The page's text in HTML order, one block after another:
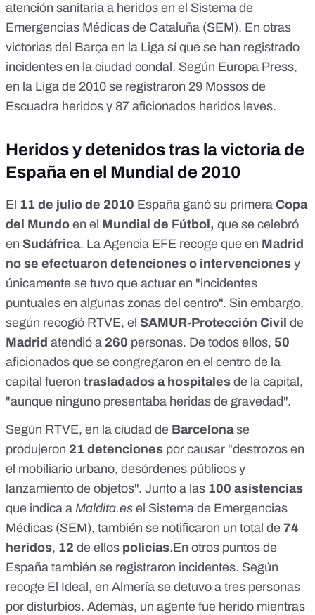
atención sanitaria a heridos en el Sistema de
Emergencias Médicas de Cataluña (SEM). En otras
victorias del Barça en la Liga sí que se han registrado
incidentes en la ciudad condal. Según Europa Press,
en la Liga de 2010 se registraron 29 Mossos de
Escuadra heridos y 87 aficionados heridos leves.
Heridos y detenidos tras la victoria de
España en el Mundial de 2010
El 11 de julio de 2010 España ganó su primera Copa
del Mundo en el Mundial de Fútbol, que se celebró
en Sudáfrica. La Agencia EFE recoge que en Madrid
no se efectuaron detenciones o intervenciones y
únicamente se tuvo que actuar en "incidentes
puntuales en algunas zonas del centro". Sin embargo,
según recogió RTVE, el SAMUR-Protección Civil de
Madrid atendió a 260 personas. De todos ellos, 50
aficionados que se congregaron en el centro de la
capital fueron trasladados a hospitales de la capital,
"aunque ninguno presentaba heridas de gravedad".
Según RTVE, en la ciudad de Barcelonase
produjeron 21 detenciones por causar "destrozos en
el mobiliario urbano, desórdenes públicos y
lanzamiento de objetos". Junto a las 100 asistencias
que indica a Maldita.es el Sistema de Emergencias
Médicas (SEM), también se notificaron un total de 74
heridos, 12 de ellos policías.En otros puntos de
España también se registraron incidentes. Según
recoge El Ideal , en Almería se detuvo a tres personas
por disturbios. Además, un agente fue herido mientras